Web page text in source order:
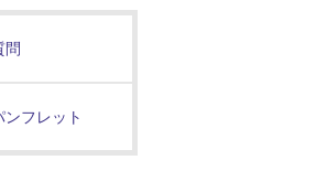
問
フレット